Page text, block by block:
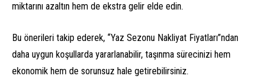
miktarını azaltın hem de ekstra gelir elde edin.
Bu önerileri takip ederek, “Yaz Sezonu Nakliyat Fiyatları”ndan
daha uygun koşullarda yararlanabilir, taşınma sürecinizi hem
ekonomik hem de sorunsuz hale getirebilirsiniz.